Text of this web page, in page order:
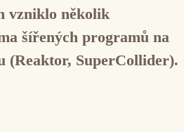
vzniklo několik
šířených programů na
(Reaktor, SuperCollider).